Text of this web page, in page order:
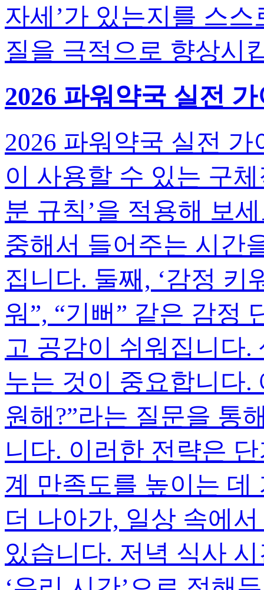
자세’가 있는지를 스
질을 극적으로 향상시
2026 파워약국 실전
2026 파워약국 실전
이 사용할 수 있는 구
분 규칙’을 적용해 보
중해서 들어주는 시간
집니다. 둘째, ‘감정 키
워”, “기뻐” 같은 감정
고 공감이 쉬워집니다.
누는 것이 중요합니다.
원해?”라는 질문을 통
니다. 이러한 전략은
계 만족도를 높이는 데
더 나아가, 일상 속에
있습니다. 저녁 식사